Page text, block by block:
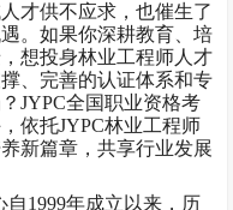
才供不应求，也催生了
。如果你深耕教育、培
想投身林业工程师人才
、完善的认证体系和专
JYPC全国职业资格考
依托JYPC林业工程师
新篇章，共享行业发展
1999年成立以来，历